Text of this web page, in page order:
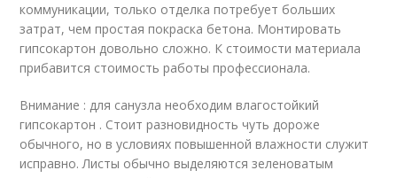
коммуникации, только отделка потребует больших
затрат, чем простая покраска бетона. Монтировать
гипсокартон довольно сложно. К стоимости материала
прибавится стоимость работы профессионала.
Внимание : для санузла необходим влагостойкий
гипсокартон . Стоит разновидность чуть дороже
обычного, но в условиях повышенной влажности служит
исправно. Листы обычно выделяются зеленоватым